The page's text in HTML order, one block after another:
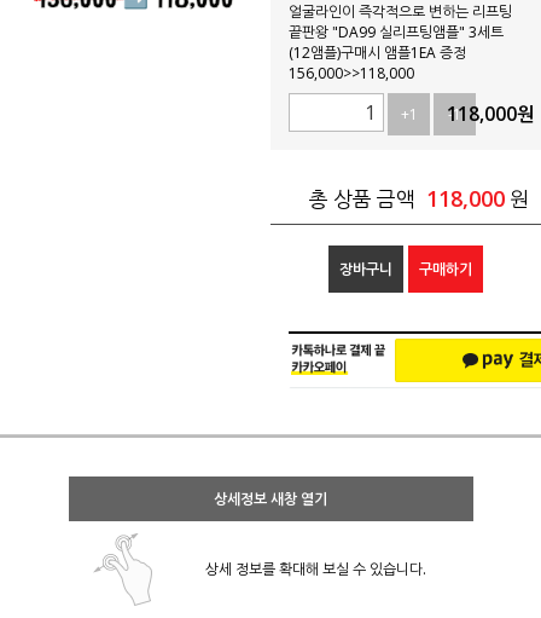
얼굴라인이 즉각적으로 변하는 리프팅
끝판왕 "DA99 실리프팅앰플" 3세트
(12앰플)구매시 앰플1EA 증정
156,000>>118,000
+1
-1
118,000원
총 상품 금액 118,000 원
장바구니 구매하기
상세정보 새창 열기
상세 정보를 확대해 보실 수 있습니다.